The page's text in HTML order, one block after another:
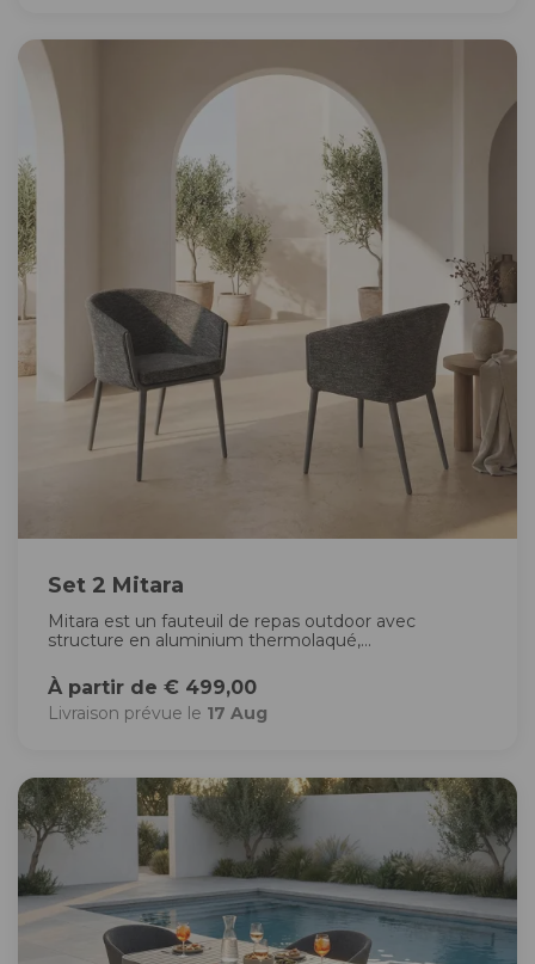
Set 2 Mitara
Mitara est un fauteuil de repas outdoor avec
structure en aluminium thermolaqué,...
À partir de € 499,00
Livraison prévue le 17 Aug